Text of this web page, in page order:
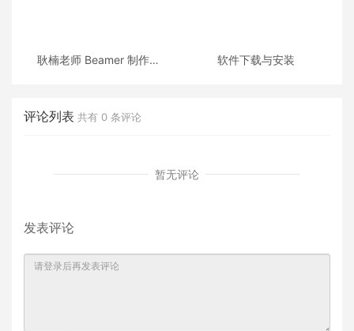
耿楠老师 Beamer 制作的
软件下载与安装
评论列表 共有 0 条评论
暂无评论
发表评论